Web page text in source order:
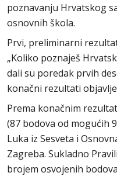
poznavanju Hrvatskog
osnovnih škola.
Prvi, preliminarni
„Koliko poznaješ
dali su poredak prvih
konačni rezultati
Prema konačnim
(87 bodova od mogućih
Luka iz Sesveta i
Zagreba. Sukladno
brojem osvojenih